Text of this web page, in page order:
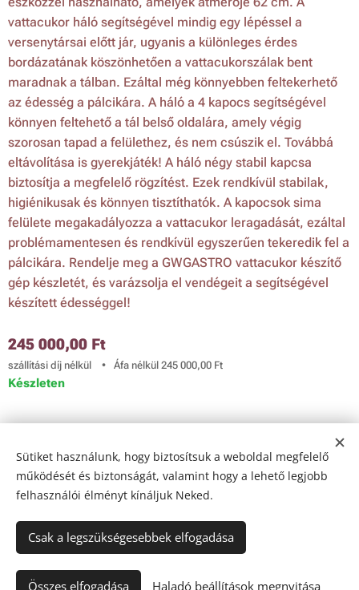
vattacukor háló segítségével mindig egy lépéssel a
versenytársai előtt jár, ugyanis a különleges érdes
bordázatának köszönhetően a vattacukorszálak bent
maradnak a tálban. Ezáltal még könnyebben feltekerhető
az édesség a pálcikára. A háló a 4 kapocs segítségével
könnyen feltehető a tál belső oldalára, amely végig
szorosan tapad a felülethez, és nem csúszik el. Továbbá
eltávolítása is gyerekjáték! A háló négy stabil kapcsa
biztosítja a megfelelő rögzítést. Ezek rendkívül stabilak,
higiénikusak és könnyen tisztíthatók. A kapocsok sima
felülete megakadályozza a vattacukor leragadását, ezáltal
problémamentesen és rendkívül egyszerűen tekeredik fel a
pálcikára. Rendelje meg a GWGASTRO vattacukor készítő
gép készletét, és varázsolja el vendégeit a segítségével
készített édességgel!
245 000,00 Ft
szállítási díj nélkül Áfa nélkül 245 000,00 Ft
Készleten
Kosárba
Az oldalt aWebnodeműködteti Sütik
Nyelvek
Sütiket használunk, hogy biztosítsuk a weboldal megfelelő
működését és biztonságát, valamint hogy a lehető legjobb
felhasználói élményt kínáljuk Neked.
Csak a legszükségesebbek elfogadása
Összes elfogadása Haladó beállítások megnyitása